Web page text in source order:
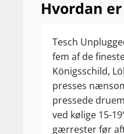
Hvordan
Tesch
fem af de
Königsschild,
presses
pressede
ved kølige 15-
gærrester før